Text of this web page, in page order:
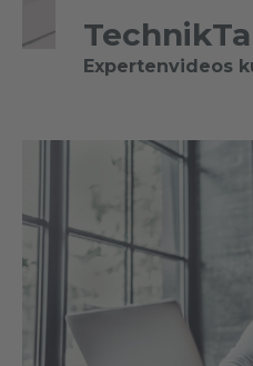
Expertenvideos